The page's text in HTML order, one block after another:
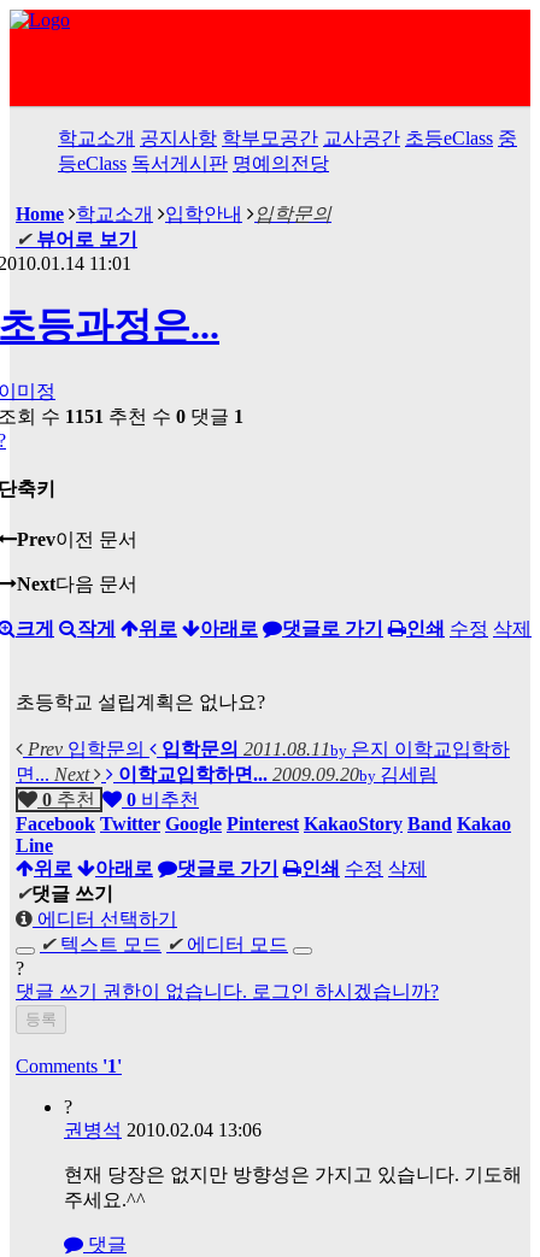
학교소개 공지사항 학부모공간 교사공간 초등eClass 중
등eClass 독서게시판 명예의전당
Home 학교소개 입학안내
입학문의
✔ 뷰어로 보기
11:01
등과정은...
미정
회 수 1151 추천 수 0 댓글 1
축키
Prev이전 문서
Next다음 문서
크게 작게 위로 아래로 댓글로 가기 인쇄 수정 삭제
초등학교 설립계획은 없나요?
Prev 입학문의 입학문의 2011.08.11by 은지
이학교입학하
면... Next 이학교입학하면... 2009.09.20by 김세림
0 추천 0 비추천
Facebook Twitter Google Pinterest KakaoStory Band Kakao
Line
위로
아래로 댓글로 가기 인쇄 수정 삭제
✔댓글 쓰기
에디터 선택하기
✔ 텍스트 모드 ✔ 에디터 모드
?
댓글 쓰기 권한이 없습니다. 로그인 하시겠습니까?
Comments '1'
?
권병석 2010.02.04 13:06
현재 당장은 없지만 방향성은 가지고 있습니다. 기도해
주세요.^^
댓글